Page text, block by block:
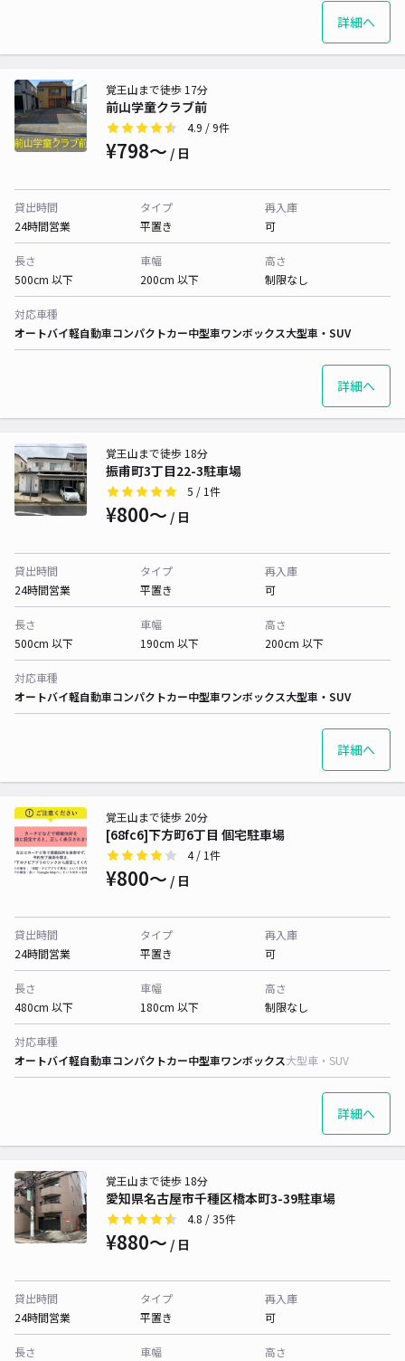
詳細へ
前山学童クラブ前
覚王山まで徒歩 17分
4.9 / 9件
¥798〜 / 日
貸出時間
24時間営業
タイプ
平置き
再入庫
可
長さ
500cm 以下
車幅
200cm 以下
高さ
制限なし
対応車種
オートバイ軽自動車コンパクトカー中型車ワンボックス大型車・SUV
詳細へ
振甫町3丁目22-3駐車場
覚王山まで徒歩 18分
5 / 1件
¥800〜 / 日
貸出時間
24時間営業
タイプ
平置き
再入庫
可
長さ
500cm 以下
車幅
190cm 以下
高さ
200cm 以下
対応車種
オートバイ軽自動車コンパクトカー中型車ワンボックス大型車・SUV
詳細へ
[68fc6]下方町6丁目 個宅駐車場
覚王山まで徒歩 20分
4/ 1件
¥800〜 / 日
貸出時間
24時間営業
タイプ
平置き
再入庫
可
長さ
480cm 以下
車幅
180cm 以下
高さ
制限なし
対応車種
オートバイ軽自動車コンパクトカー中型車ワンボックス大型車・SUV
詳細へ
愛知県名古屋市千種区橋本町3-39駐車場
覚王山まで徒歩 18分
4.8 / 35件
¥880〜 / 日
貸出時間
24時間営業
タイプ
平置き
再入庫
可
長さ
車幅
高さ